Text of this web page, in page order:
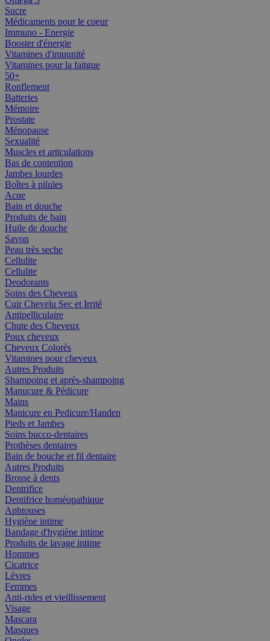
Sucre
Médicaments pour le coeur
Immuno - Energie
Booster d'énergie
Vitamines d'imuunité
Vitamines pour la faitgue
50+
Ronflement
Batteries
Mémoire
Prostate
Ménopause
Sexualité
Muscles et articulations
Bas de contention
Jambes lourdes
Boîtes à pilules
Acne
Bain et douche
Produits de bain
Huile de douche
Savon
Peau très seche
Cellulite
Cellulite
Deodorants
Soins des Cheveux
Cuir Chevelu Sec et Irrité
Antipelliculaire
Chute des Cheveux
Poux cheveux
Cheveux Colorés
Vitamines pour cheveux
Autres Produits
Shampoing et après-shampoing
Manucure & Pédicure
Mains
Manicure en Pedicure/Handen
Pieds et Jambes
Soins bucco-dentaires
Prothèses dentaires
Bain de bouche et fil dentaire
Autres Produits
Brosse à dents
Dentrifice
Dentifrice homéopathique
Aphtouses
Hygiène intime
Bandage d'hygiène intime
Produits de lavage intime
Hommes
Cicatrice
Lèvres
Femmes
Anti-rides et vieillissement
Visage
Mascara
Masques